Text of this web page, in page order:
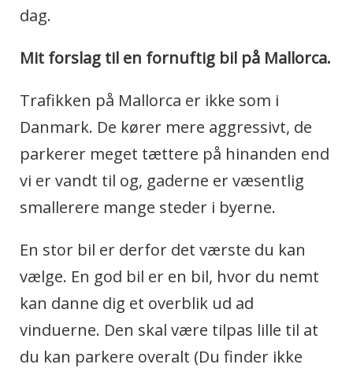
dag.
Mit forslag til en fornuftig bil på Mallorca.
Trafikken på Mallorca er ikke som i
Danmark. De kører mere aggressivt, de
parkerer meget tættere på hinanden end
vi er vandt til og, gaderne er væsentlig
smallerere mange steder i byerne.
En stor bil er derfor det værste du kan
vælge. En god bil er en bil, hvor du nemt
kan danne dig et overblik ud ad
vinduerne. Den skal være tilpas lille til at
du kan parkere overalt (Du finder ikke